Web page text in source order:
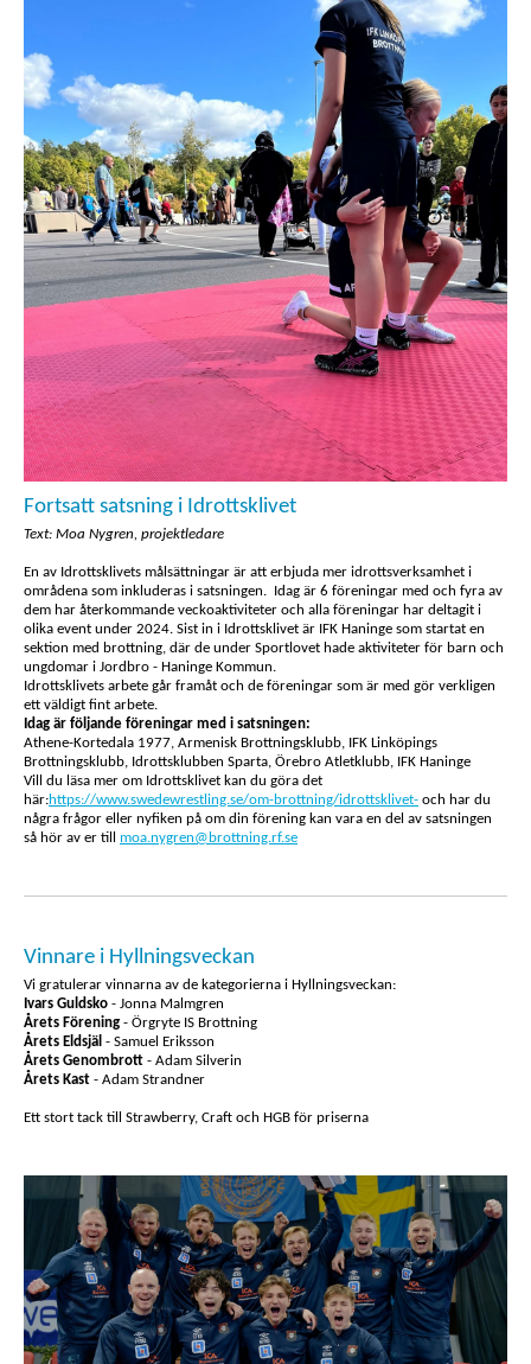
Fortsatt satsning i Idrottsklivet
Text: Moa Nygren, projektledare
En av Idrottsklivets målsättningar är att erbjuda mer idrottsverksamhet i
områdena som inkluderas i satsningen. Idag är 6 föreningar med och fyra av
dem har återkommande veckoaktiviteter och alla föreningar har deltagit i
olika event under 2024. Sist in i Idrottsklivet är IFK Haninge som startat en
sektion med brottning, där de under Sportlovet hade aktiviteter för barn och
ungdomar i Jordbro - Haninge Kommun.
Idrottsklivets arbete går framåt och de föreningar som är med gör verkligen
ett väldigt fint arbete.
Idag är följande föreningar med i satsningen:
Athene-Kortedala 1977, Armenisk Brottningsklubb, IFK Linköpings
Brottningsklubb, Idrottsklubben Sparta, Örebro Atletklubb, IFK Haninge
Vill du läsa mer om Idrottsklivet kan du göra det
här:https://www.swedewrestling.se/om-brottning/idrottsklivet- och har du
några frågor eller nyfiken på om din förening kan vara en del av satsningen
så hör av er till moa.nygren@brottning.rf.se
Vinnare i Hyllningsveckan
Vi gratulerar vinnarna av de kategorierna i Hyllningsveckan:
Ivars Guldsko - Jonna Malmgren
Årets Förening - Örgryte IS Brottning
Årets Eldsjäl - Samuel Eriksson
Årets Genombrott - Adam Silverin
Årets Kast - Adam Strandner
Ett stort tack till Strawberry, Craft och HGB för priserna